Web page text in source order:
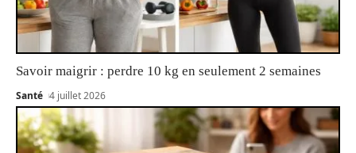
Savoir maigrir : perdre 10 kg en seulement 2 semaines
Santé 4 juillet 2026